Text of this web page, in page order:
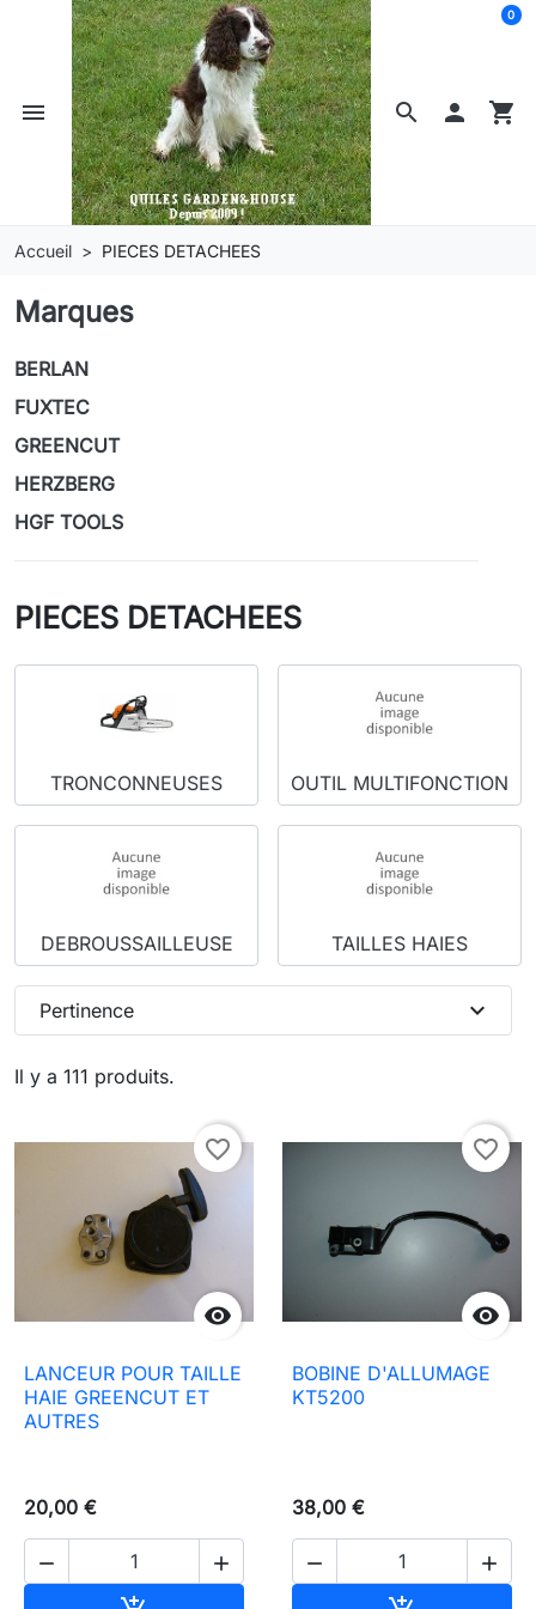
search
menu  shopping_cart
0
Accueil PIECES DETACHEES
Marques
BERLAN
FUXTEC
GREENCUT
HERZBERG
HGF TOOLS
PIECES DETACHEES
TRONCONNEUSES OUTIL MULTIFONCTION
DEBROUSSAILLEUSE TAILLES HAIES
Il y a 111 produits.
Pertinence expand_more

favorite_border
LANCEUR POUR TAILLE
HAIE GREENCUT ET
AUTRES
20,00 €
 

favorite_border
BOBINE D'ALLUMAGE
KT5200
38,00 €
 